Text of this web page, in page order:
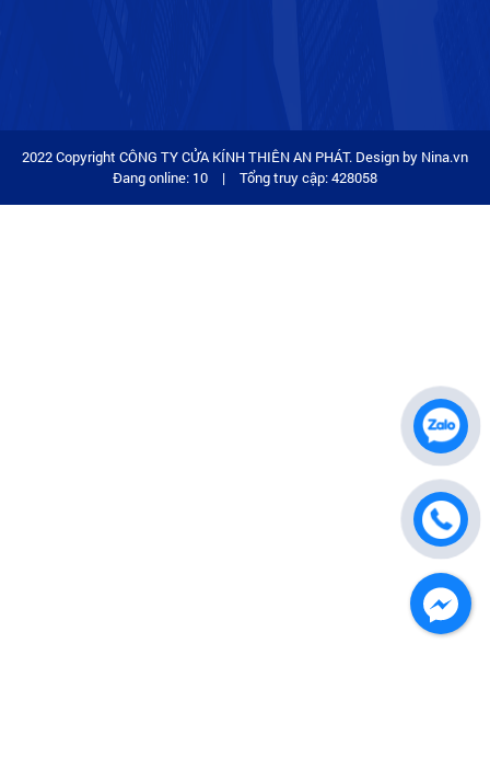
2022 Copyright CÔNG TY CỬA KÍNH THIÊN AN PHÁT. Design by Nina.vn
Đang online: 10
| Tổng truy cập: 428058